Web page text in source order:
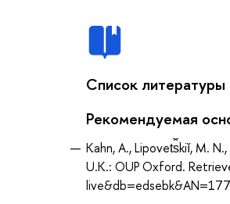
Список литературы
Рекомендуемая
Kahn, A., Lipovet︠s︡kiĭ, M.
U.K.: OUP Oxford.